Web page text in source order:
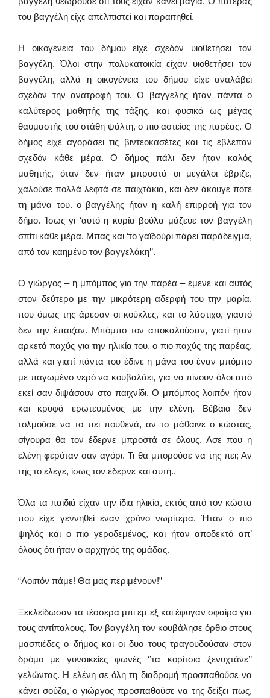
του βαγγέλη είχε απελπιστεί και παραιτηθεί.
Η οικογένεια του δήμου είχε σχεδόν υιοθετήσει τον
βαγγέλη. Όλοι στην πολυκατοικία είχαν υιοθετήσει τον
βαγγέλη, αλλά η οικογένεια του δήμου είχε αναλάβει
σχεδόν την ανατροφή του. Ο βαγγέλης ήταν πάντα ο
καλύτερος μαθητής της τάξης, και φυσικά ως μέγας
θαυμαστής του στάθη ψάλτη, ο πιο αστείος της παρέας. Ο
δήμος είχε αγοράσει τις βιντεοκασέτες και τις έβλεπαν
σχεδόν κάθε μέρα. Ο δήμος πάλι δεν ήταν καλός
μαθητής, όταν δεν ήταν μπροστά οι μεγάλοι έβριζε,
χαλούσε πολλά λεφτά σε παιχτάκια, και δεν άκουγε ποτέ
τη μάνα του. ο βαγγέλης ήταν η καλή επιρροή για τον
δήμο. Ίσως γι ‘αυτό η κυρία βούλα μάζευε τον βαγγέλη
σπίτι κάθε μέρα. Μπας και ‘το γαϊδούρι πάρει παράδειγμα,
από τον καημένο τον βαγγελάκη’’.
Ο γιώργος – ή μπόμπος για την παρέα – έμενε και αυτός
στον δεύτερο με την μικρότερη αδερφή του την μαρία,
που όμως της άρεσαν οι κούκλες, και το λάστιχο, γιαυτό
δεν την έπαιζαν. Μπόμπο τον αποκαλούσαν, γιατί ήταν
αρκετά παχύς για την ηλικία του, ο πιο παχύς της παρέας,
αλλά και γιατί πάντα του έδινε η μάνα του έναν μπόμπο
με παγωμένο νερό να κουβαλάει, για να πίνουν όλοι από
εκεί σαν διψάσουν στο παιχνίδι. Ο μπόμπος λοιπόν ήταν
και κρυφά ερωτευμένος με την ελένη. Βέβαια δεν
τολμούσε να το πει πουθενά, αν το μάθαινε ο κώστας,
σίγουρα θα τον έδερνε μπροστά σε όλους. Ασε που η
ελένη φερόταν σαν αγόρι. Τι θα μπορούσε να της πει; Αν
της το έλεγε, ίσως τον έδερνε και αυτή..
Όλα τα παιδιά είχαν την ίδια ηλικία, εκτός από τον κώστα
που είχε γεννηθεί έναν χρόνο νωρίτερα. Ήταν ο πιο
ψηλός και ο πιο γεροδεμένος, και ήταν αποδεκτό απ’
όλους ότι ήταν ο αρχηγός της ομάδας.
“Λοιπόν πάμε! Θα μας περιμένουν!”
Ξεκλείδωσαν τα τέσσερα μπι εμ εξ και έφυγαν σφαίρα για
τους αντίπαλους. Τον βαγγέλη τον κουβάλησε όρθιο στους
μασπιέδες ο δήμος και οι δυο τους τραγουδούσαν στον
δρόμο με γυναικείες φωνές ‘’τα κορίτσια ξενυχτάνε’’
γελώντας. Η ελένη σε όλη τη διαδρομή προσπαθούσε να
κάνει σούζα, ο γιώργος προσπαθούσε να της δείξει πως,